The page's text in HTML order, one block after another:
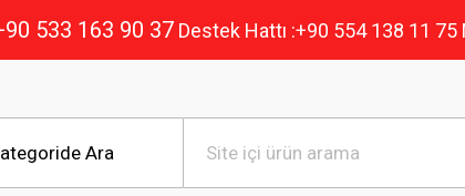
533 163 90 37Destek Hattı :+90 554 138 11